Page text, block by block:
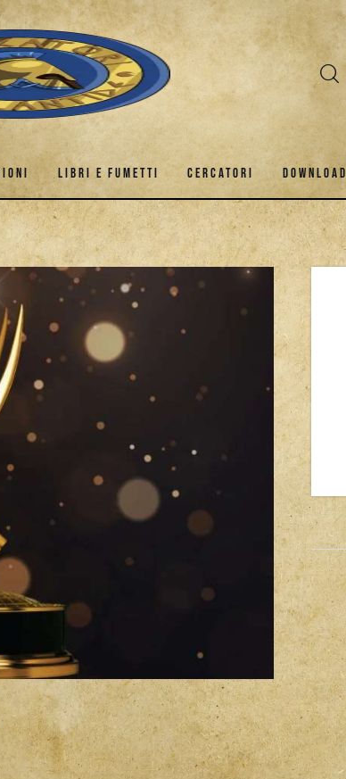
LIBRI E FUMETTI CERCATORI DOWNLOAD
LIBRI E FUMETTI CERCATORI